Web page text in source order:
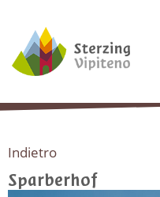
Indietro
Sparberhof